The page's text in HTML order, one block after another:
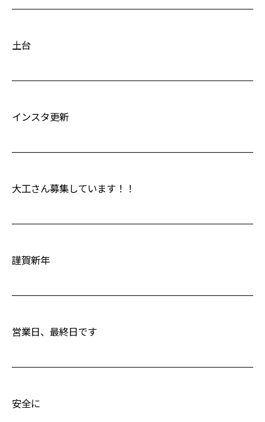
土台
インスタ更新
大工さん募集しています！！
謹賀新年
営業日、最終日です
安全に